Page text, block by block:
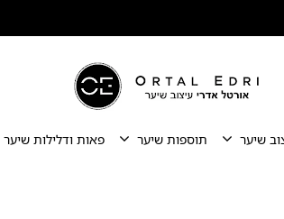
שיער תוספות שיער פאות ודלילות שיער